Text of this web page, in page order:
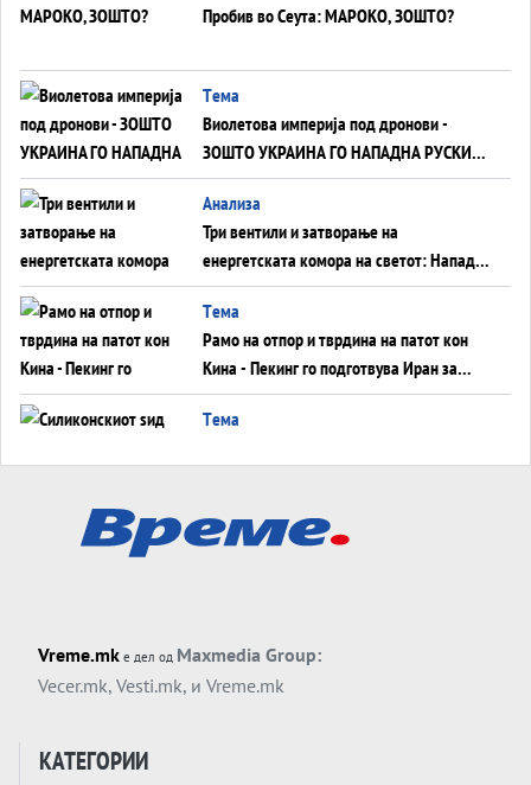
Пробив во Сеута: МАРОКО, ЗОШТО?
Tема
Виолетова империја под дронови -
ЗОШТО УКРАИНА ГО НАПАДНА РУСКИОТ
WILDBERRIES
Aнализа
Три вентили и затворање на
енергетската комора на светот: Нападот
во Суец најавува глобален енергетски
инфаркт?
Tема
Рамо на отпор и тврдина на патот кон
Кина - Пекинг го подготвува Иран за
американска копнена инвазија
Tема
Tема
Трамп тврди дека повторно „разговара“
ДЛАБОКО УДОЛУ: Сметководствените
трикови што го соборија ЕНРОН ги
Vreme.mk е дел од Maxmedia Group:
Vecer.mk, Vesti.mk, и Vreme.mk
КАТЕГОРИИ